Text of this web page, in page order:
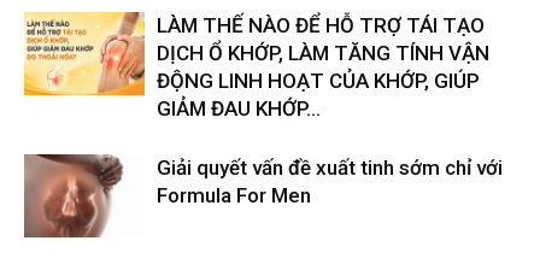
LÀM THẾ NÀO ĐỂ HỖ TRỢ TÁI TẠO
DỊCH Ổ KHỚP, LÀM TĂNG TÍNH VẬN
ĐỘNG LINH HOẠT CỦA KHỚP, GIÚP
GIẢM ĐAU KHỚP...
Giải quyết vấn đề xuất tinh sớm chỉ với
Formula For Men